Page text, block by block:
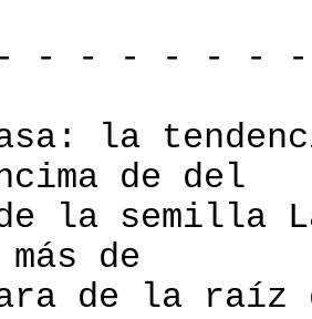
- - - - - -
la
de del
la semilla
de
de la